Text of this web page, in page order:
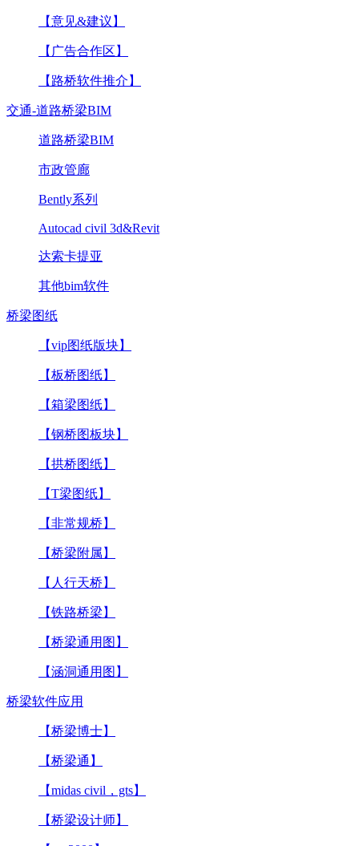
【意见&建议】
【广告合作区】
【路桥软件推介】
交通-道路桥梁BIM
道路桥梁BIM
市政管廊
Bently系列
Autocad civil 3d&Revit
达索卡提亚
其他bim软件
桥梁图纸
【vip图纸版块】
【板桥图纸】
【箱梁图纸】
【钢桥图板块】
【拱桥图纸】
【T梁图纸】
【非常规桥】
【桥梁附属】
【人行天桥】
【铁路桥梁】
【桥梁通用图】
【涵洞通用图】
桥梁软件应用
【桥梁博士】
【桥梁通】
【midas civil，gts】
【桥梁设计师】